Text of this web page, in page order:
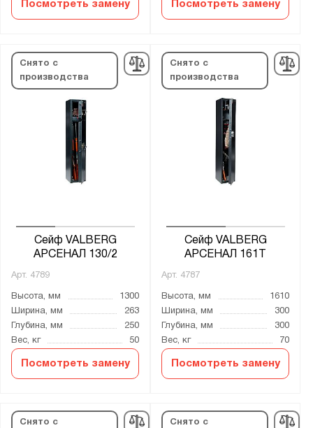
Посмотреть замену Посмотреть замену
Снято с
производства
Сейф VALBERG
АРСЕНАЛ 130/2
Арт. 4789
Высота, мм
1300
Ширина, мм
263
Глубина, мм
250
Вес, кг
50
Посмотреть замену
Снято с
производства
Сейф VALBERG
АРСЕНАЛ 161Т
Арт. 4787
Высота, мм
1610
Ширина, мм
300
Глубина, мм
300
Вес, кг
70
Посмотреть замену
Снято с
Снято с
ОШ
ОШН
СО
Сапсан
Сафари
Стрелец
Филин